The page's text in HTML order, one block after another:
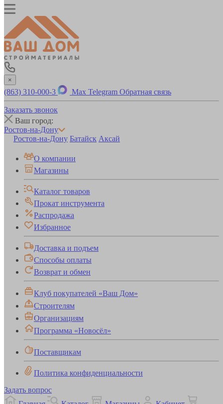
×
(863) 310-000-3 Max Telegram Обратная связь
Заказать звонок
Ваш город:
Ростов-на-Дону
Ростов-на-Дону Батайск Аксай
О компании
Магазины
Каталог товаров
Прокат инструмента
Распродажа
Избранное
Доставка и подъем
Способы оплаты
Возврат и обмен
Клуб покупателей «Ваш Дом»
Строителям
Организациям
Программа «Новосёл»
Поставщикам
Политика конфиденциальности
Задать вопрос